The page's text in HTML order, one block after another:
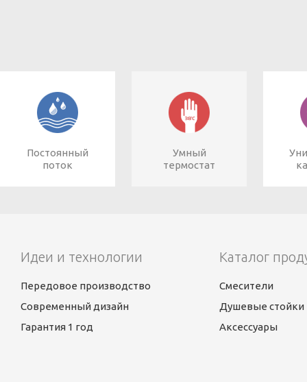
Постоянный
поток
Умный
термостат
Идеи и технологии
Передовое производство
Современный дизайн
Гарантия 1 год
Каталог
Смесители
Душевые стойки
Аксессуары